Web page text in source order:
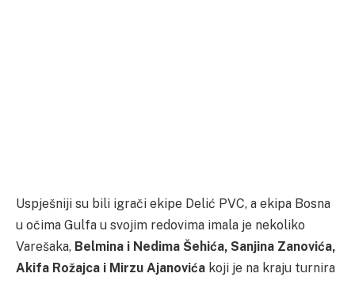
Uspješniji su bili igrači ekipe Delić PVC, a ekipa Bosna
u očima Gulfa u svojim redovima imala je nekoliko
Varešaka, Belmina i Nedima Šehića, Sanjina Zanovića,
Akifa Rožajca i Mirzu Ajanovića koji je na kraju turnira